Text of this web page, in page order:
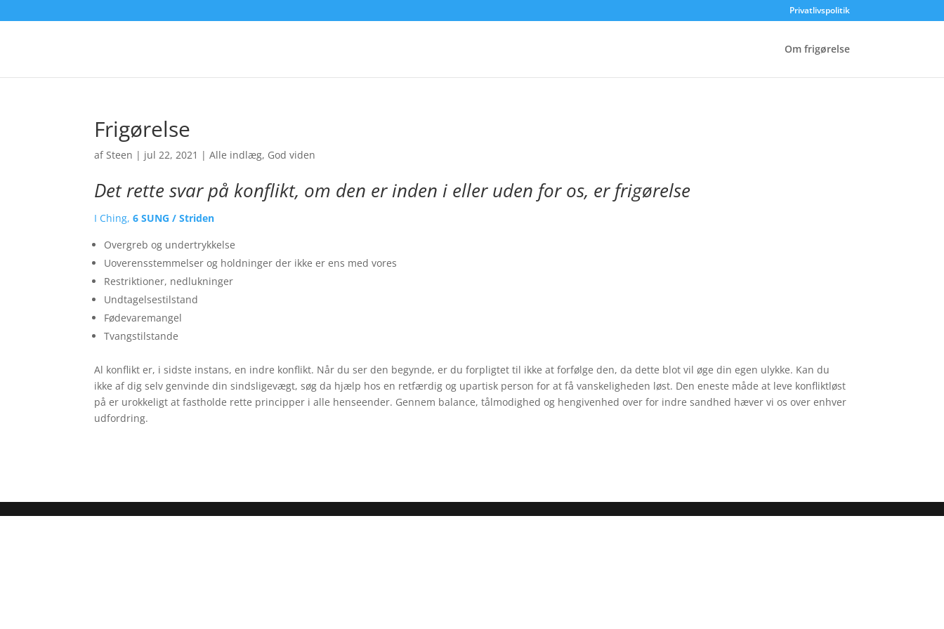
Privatlivspolitik
Om frigørelse
Frigørelse
afSteen | jul 22, 2021 |Alle indlæg, God viden
Det rette svar på konflikt, om den er inden i eller uden for os, er frigørelse
I Ching,6 SUNG / Striden
Overgreb og undertrykkelse
Uoverensstemmelser og holdninger der ikke er ens med vores
Restriktioner, nedlukninger
Undtagelsestilstand
Fødevaremangel
Tvangstilstande
Al konflikt er, i sidste instans, en indre konflikt. Når du ser den begynde, er du forpligtet til ikke at forfølge den, da dette blot vil øge din egen ulykke. Kan du
ikke af dig selv genvinde din sindsligevægt, søg da hjælp hos en retfærdig og upartisk person for at få vanskeligheden løst. Den eneste måde at leve konfliktløst
på er urokkeligt at fastholde rette principper i alle henseender. Gennem balance, tålmodighed og hengivenhed over for indre sandhed hæver vi os over enhver
udfordring.